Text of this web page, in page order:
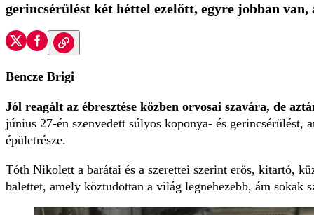
gerincsérülést két héttel ezelőtt, egyre jobban
Bencze Brigi
Jól reagált az ébresztése közben orvosai szavára, de
június 27-én szenvedett súlyos koponya- és gerincsérülést,
épületrésze.
Tóth Nikolett a barátai és a szerettei szerint erős, kitartó,
balettet, amely köztudottan a világ legnehezebb, ám sokak